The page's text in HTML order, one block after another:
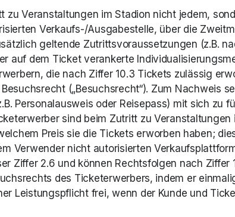
Veranstaltungen im Stadion nicht jedem,
Verkaufs-/Ausgabestelle, über die
geltende Zutrittsvoraussetzungen (z.B.
dem Ticket verankerte
die nach Ziffer 10.3 Tickets zulässig
(„Besuchsrecht“). Zum Nachweis
Personalausweis oder Reisepass) mit sich zu
sind beim Zutritt zu
Preis sie die Tickets erworben haben;
Verwender nicht autorisierten
2.6 und können Rechtsfolgen nach Ziffer
des Ticketerwerbers, indem er
Leistungspflicht frei, wenn der Kunde und